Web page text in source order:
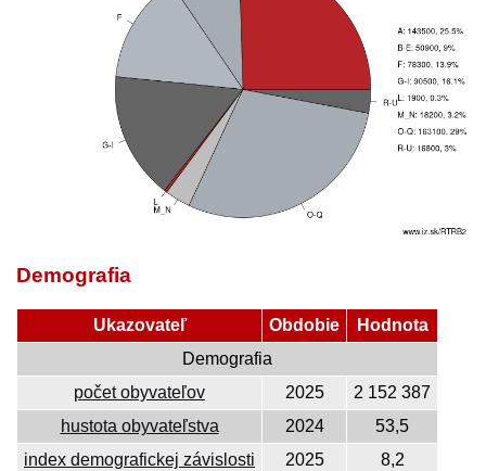
Demografia
Ukazovateľ Obdobie
Hodnota
Demografia
počet obyvateľov
2025
2 152 387
hustota obyvateľstva
2024
53,5
index demografickej závislosti
2025 8,2